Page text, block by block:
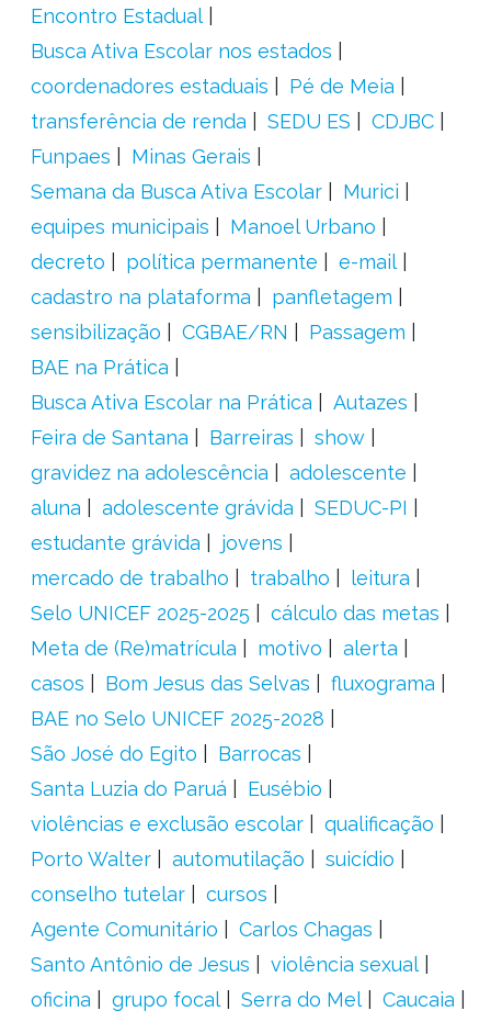
Encontro Estadual
Busca Ativa Escolar nos estados
coordenadores estaduais
Pé de Meia
transferência de renda
SEDU ES
CDJBC
Funpaes
Minas Gerais
Semana da Busca Ativa Escolar
Murici
equipes municipais
Manoel Urbano
decreto
política permanente
e-mail
cadastro na plataforma
panfletagem
sensibilização
CGBAE/RN
Passagem
BAE na Prática
Busca Ativa Escolar na Prática
Autazes
Feira de Santana
Barreiras
show
gravidez na adolescência
adolescente
aluna
adolescente grávida
SEDUC-PI
estudante grávida
jovens
mercado de trabalho
trabalho
leitura
Selo UNICEF 2025-2025
cálculo das metas
Meta de (Re)matrícula
motivo
alerta
casos
Bom Jesus das Selvas
fluxograma
BAE no Selo UNICEF 2025-2028
São José do Egito
Barrocas
Santa Luzia do Paruá
Eusébio
violências e exclusão escolar
qualificação
Porto Walter
automutilação
suicídio
conselho tutelar
cursos
Agente Comunitário
Carlos Chagas
Santo Antônio de Jesus
violência sexual
oficina
grupo focal Serra do Mel
Caucaia